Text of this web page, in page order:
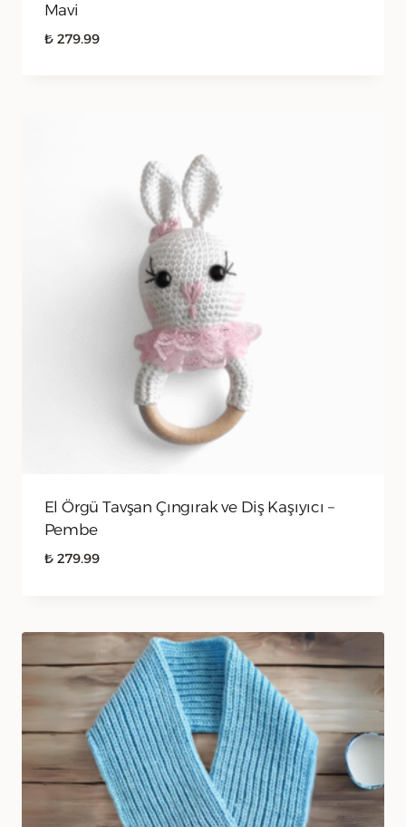
Mavi
₺279.99
El Örgü Tavşan Çıngırak ve Diş Kaşıyıcı –
Pembe
₺279.99